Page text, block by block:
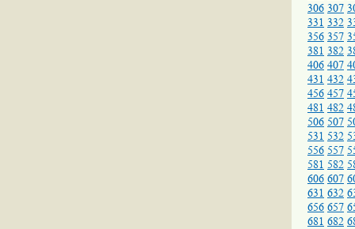
306 307
331 332
356 357
381 382
406 407
431 432
456 457
481 482
506 507
531 532
556 557
581 582
606 607
631 632
656 657
681 682